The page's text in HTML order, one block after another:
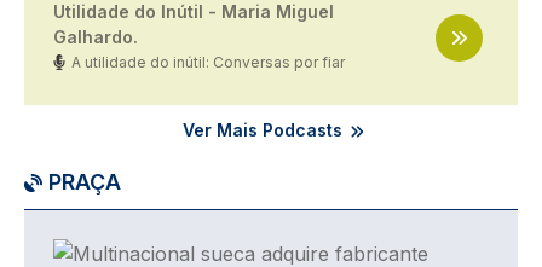
Utilidade do Inútil - Maria Miguel
Galhardo.
A utilidade do inútil: Conversas por fiar
Ver Mais Podcasts
PRAÇA
Imagem